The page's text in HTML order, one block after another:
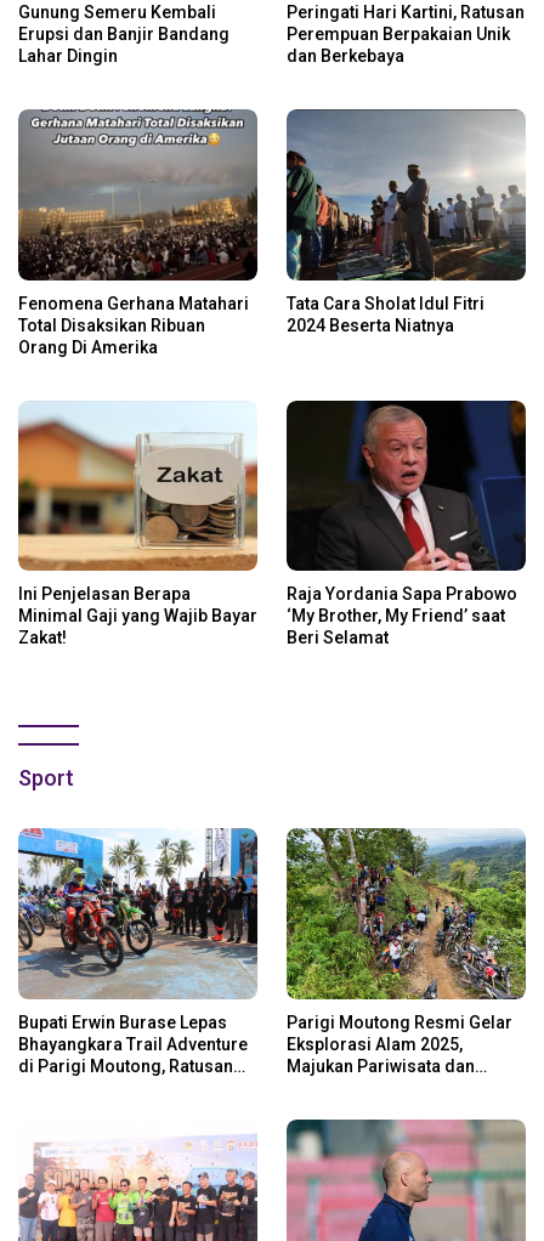
Gunung Semeru Kembali
Erupsi dan Banjir Bandang
Lahar Dingin
Peringati Hari Kartini, Ratusan
Perempuan Berpakaian Unik
dan Berkebaya
Fenomena Gerhana Matahari
Total Disaksikan Ribuan
Orang Di Amerika
Tata Cara Sholat Idul Fitri
2024 Beserta Niatnya
Ini Penjelasan Berapa
Minimal Gaji yang Wajib Bayar
Zakat!
Raja Yordania Sapa Prabowo
‘My Brother, My Friend’ saat
Beri Selamat
Sport
Bupati Erwin Burase Lepas
Bhayangkara Trail Adventure
di Parigi Moutong, Ratusan
Parigi Moutong Resmi Gelar
Eksplorasi Alam 2025,
Majukan Pariwisata dan